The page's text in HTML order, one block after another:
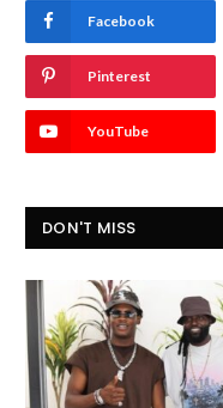
Facebook
Pinterest
YouTube
DON'T MISS